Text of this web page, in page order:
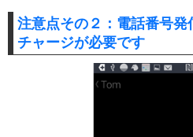
注意点その２：電話番号
チャージが必要です